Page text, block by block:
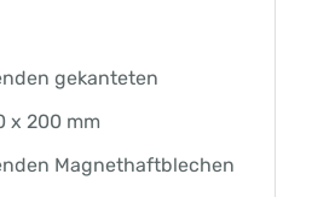
gekanteten
x 200 mm
Magnethaftblechen